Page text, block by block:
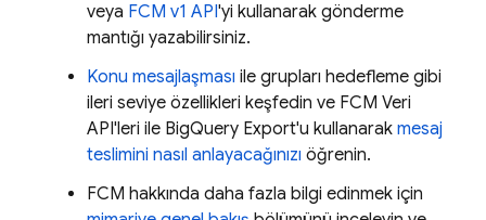
veya FCM v1 API'yi kullanarak gönderme
mantığı yazabilirsiniz.
Konu mesajlaşması ile grupları hedefleme gibi
ileri seviye özellikleri keşfedin ve FCM Veri
API'leri ile BigQuery Export'u kullanarak mesaj
teslimini nasıl anlayacağınızı öğrenin.
FCM hakkında daha fazla bilgi edinmek için